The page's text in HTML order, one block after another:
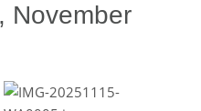
November